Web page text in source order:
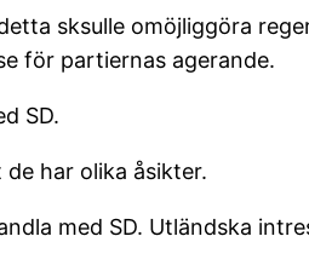
sksulle omöjliggöra
för partiernas agerande.
SD.
har olika åsikter.
med SD. Utländska